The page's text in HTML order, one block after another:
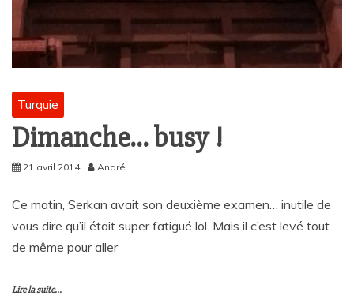
Turquie
Dimanche… busy !
21 avril 2014 André
Ce matin, Serkan avait son deuxième examen… inutile de
vous dire qu’il était super fatigué lol. Mais il c’est levé tout
de même pour aller
Lire la suite...